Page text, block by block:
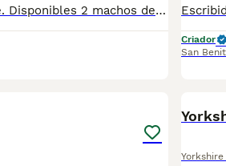
Contactad a WhatsApp preferiblemente. Disponibles 2 machos de Yorkshire toy. Se entregan vacunados, desparasitados, con cartilla sanitaria, microchip y contrato de garantía. Criados en ambiente familiar muy cuidados.
Criador
San